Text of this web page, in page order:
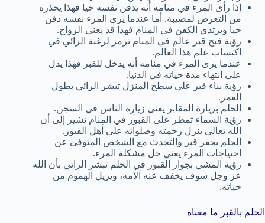
إذا رأى المرء في منامه أنه يدفن نفسه حيا فهذا يحذره
من التعرض لمصيبة. أما عندما يرى المرء نفسه دفن
حيا ويرتدي الكفن في المنام فهذا قد يعني الزواج.
رؤية فتح قبر عالم في المنام ترمز لرغبة الرائي في
اكتساب علم هذا العالم.
عندما يرى المرء في منامه أنه يدخل للقبر فهذا يدل
على انتهاء مدة حياته في الدنيا.
رؤية بناء قبر على سطح المنزل تبشر الرائي بطول
العمر.
الحلم بزيارة المقابر يعني زيارة الناس في السجن.
رؤية السماء تمطر على القبور في المنام تشير إلى أن
الله تعالى ينزل رحمته وصلواته على أهل القبور.
الحلم بحفر قبر والتحدث مع الشخص المتوفى عن
احتياجات المرء يعني حل مشكلة المرء.
رؤية المشي بجوار القبور في الحلم تبشر الرائي بأن الله
عز وجل سوف يخفف عنه آلامه، ويزيل الهموم من
حياته.
الحلم بالقبر ما معناه